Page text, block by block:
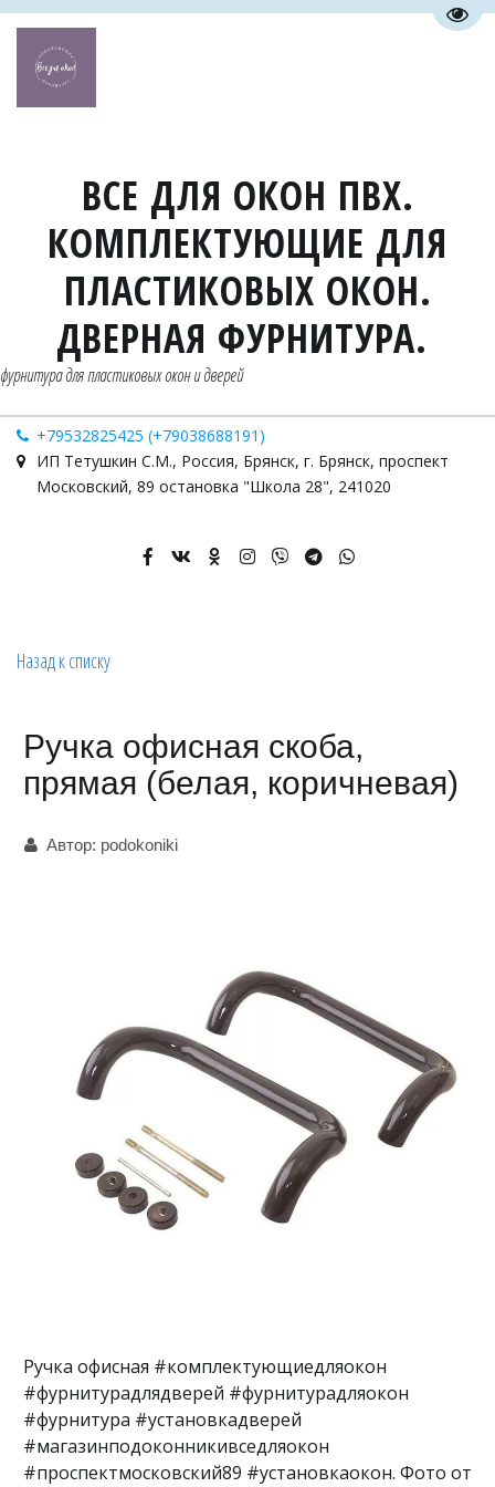
ВСЕ ДЛЯ ОКОН ПВХ.
КОМПЛЕКТУЮЩИЕ ДЛЯ
ПЛАСТИКОВЫХ ОКОН.
ДВЕРНАЯ ФУРНИТУРА.
фурнитура для пластиковых окон и дверей
+79532825425 (+79038688191)
ИП Тетушкин С.М., Россия, Брянск, г. Брянск, проспект
Московский, 89 остановка "Школа 28", 241020
Назад к списку
Ручка офисная скоба,
прямая (белая, коричневая)
Автор: podokoniki
Ручка офисная #комплектующиедляокон
#фурнитурадлядверей #фурнитурадляокон
#фурнитура #установкадверей
#магазинподоконникивседляокон
#проспектмосковский89 #установкаокон. Фото от